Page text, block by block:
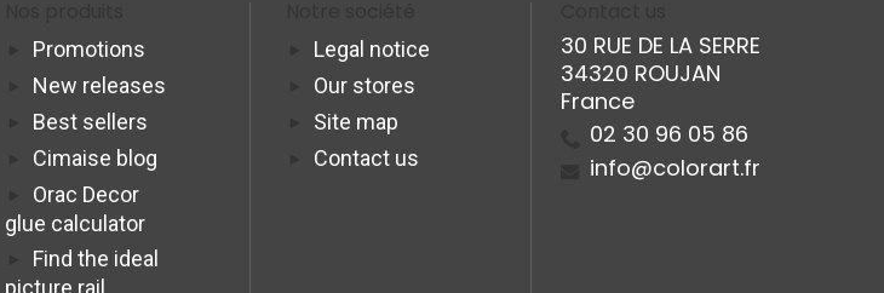
Promotions
New releases
Best sellers
Cimaise blog
Orac Decor
glue calculator
Find the ideal
picture rail
Legal notice
Our stores
Site map
Contact us
30 RUE DE LA SERRE
34320 ROUJAN
France
02 30 96 05 86
info@colorart.fr